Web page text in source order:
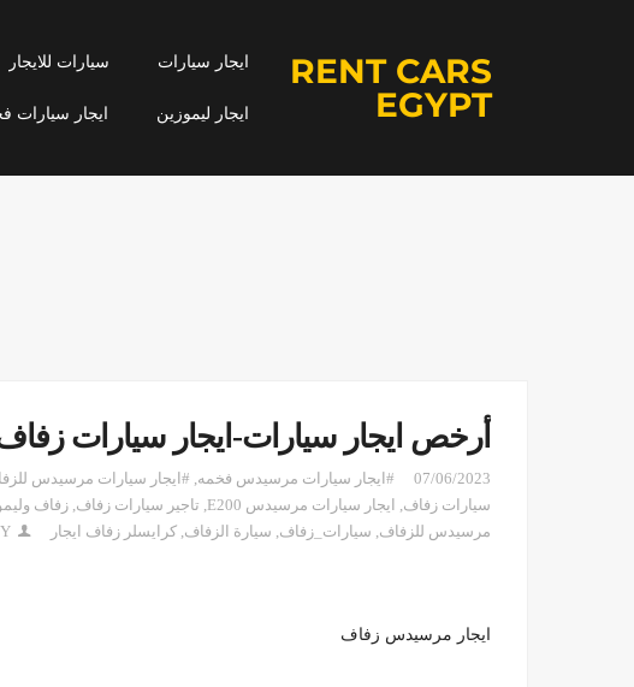
RENT CARS
EGYPT
ايجار سيارات سيارات للايجار
ايجار ليموزين ايجار سيارات
أرخص ايجار سيارات-ايجار سيارات زفاف 2022 بأقل
07/06/2023 #ايجار سيارات مرسيدس فخمه, #ايجار سيارات مرسيدس
سيارات زفاف, ايجار سيارات مرسيدس E200 , تاجير سيارات زفاف, زفاف
مرسيدس للزفاف, سيارات_زفاف, سيارة الزفاف, كرايسلر زفاف ايجار
ايجار مرسيدس زفاف